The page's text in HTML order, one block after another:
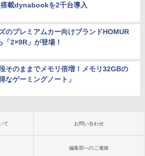
載dynabookを2千台導入
のプレミアムカー向けブランドHOMUR
「2×9R」が登場！
そのままでメモリ倍増！メモリ32GBの
なゲーミングノート」
て お問い合わせ
編集部へのご連絡